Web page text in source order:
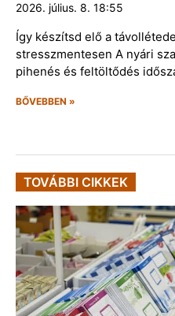
2026. július. 8. 18:55
Így készítsd elő a
stresszmentesen A nyári
pihenés és feltöltődés
BŐVEBBEN »
TOVÁBBI CIKKEK